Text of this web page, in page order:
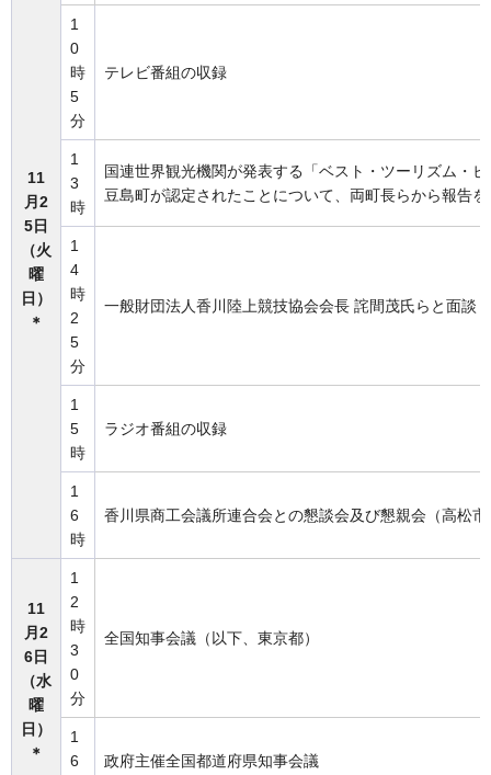
11
月2
5日
（火
曜
日）
＊
1
0
時
5
分
テレビ番組の収録
1
3
時
国連世界観光機関が発表する「ベスト・ツーリズム・
豆島町が認定されたことについて、両町長らから報告
1
4
時
2
5
分
一般財団法人香川陸上競技協会会長 詫間茂氏らと面談
1
5
時
ラジオ番組の収録
1
6
時
香川県商工会議所連合会との懇談会及び懇親会（高松市
11
月2
6日
（水
曜
日）
＊
1
2
時
3
0
分
全国知事会議（以下、東京都）
1
6
政府主催全国都道府県知事会議